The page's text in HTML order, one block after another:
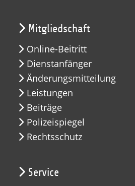
Mitgliedschaft
Online-Beitritt
Dienstanfänger
Änderungsmitteilung
Leistungen
Beiträge
Polizeispiegel
Rechtsschutz
Service